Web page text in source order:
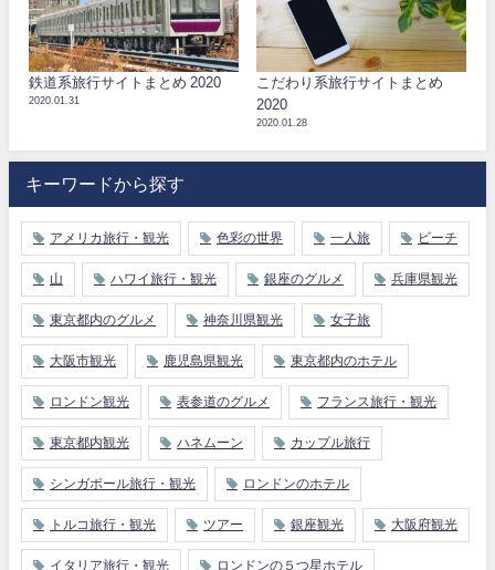
鉄道系旅行サイトまとめ 2020
2020.01.31
こだわり系旅行サイトまとめ
2020
2020.01.28
キーワードから探す
アメリカ旅行・観光 色彩の世界 一人旅 ビーチ
山 ハワイ旅行・観光 銀座のグルメ 兵庫県観光
東京都内のグルメ 神奈川県観光 女子旅
大阪市観光 鹿児島県観光 東京都内のホテル
ロンドン観光 表参道のグルメ フランス旅行・観光
東京都内観光 ハネムーン カップル旅行
シンガポール旅行・観光 ロンドンのホテル
トルコ旅行・観光 ツアー 銀座観光 大阪府観光
イタリア旅行・観光 ロンドンの５つ星ホテル